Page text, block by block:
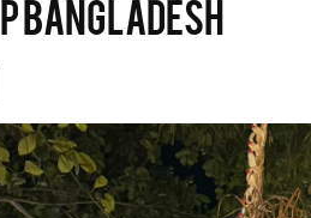
Bangladesh